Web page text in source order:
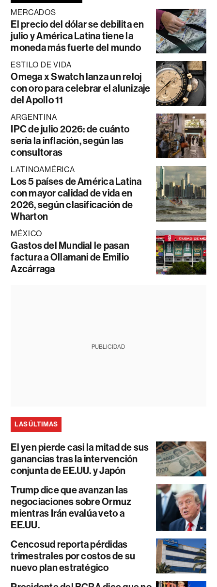
MERCADOS
El precio del dólar se debilita en
julio y América Latina tiene la
moneda más fuerte del mundo
ESTILO DE VIDA
Omega x Swatch lanza un reloj
con oro para celebrar el alunizaje
del Apollo 11
ARGENTINA
IPC de julio 2026: de cuánto
sería la inflación, según las
consultoras
LATINOAMÉRICA
Los 5 países de América Latina
con mayor calidad de vida en
2026, según clasificación de
Wharton
MÉXICO
Gastos del Mundial le pasan
factura a Ollamani de Emilio
Azcárraga
PUBLICIDAD
LAS ÚLTIMAS
El yen pierde casi la mitad de sus
ganancias tras la intervención
conjunta de EE.UU. y Japón
Trump dice que avanzan las
negociaciones sobre Ormuz
mientras Irán evalúa veto a
EE.UU.
Cencosud reporta pérdidas
trimestrales por costos de su
nuevo plan estratégico